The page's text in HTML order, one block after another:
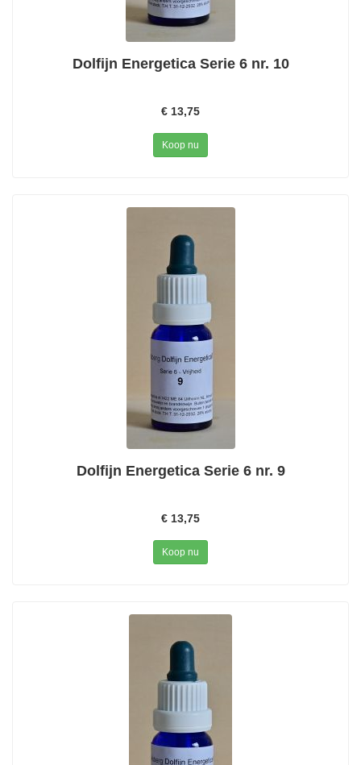
Dolfijn Energetica Serie 6 nr. 10
€ 13,75
Koop nu
Dolfijn Energetica Serie 6 nr. 9
€ 13,75
Koop nu